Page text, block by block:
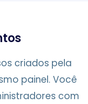
criados pela
painel. Você
com